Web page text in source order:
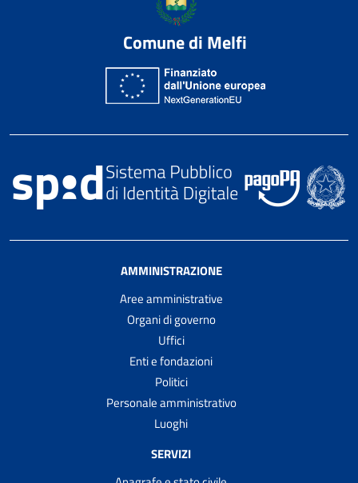
Comune di Melfi
AMMINISTRAZIONE
Aree amministrative
Organi di governo
Uffici
Enti e fondazioni
Politici
Personale amministrativo
Luoghi
SERVIZI